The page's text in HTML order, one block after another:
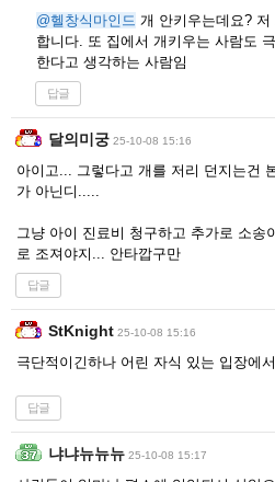
@헬창식마인드 개 안키우는데요?
합니다. 또 집에서 개키우는 사람도
한다고 생각하는 사람임
답글
달의미궁 25-10-08 15:16
아이고... 그렇다고 개를 저리 던지는건
가 아닌디.....
그냥 아이 진료비 청구하고 추가로 소송
로 조져야지... 안타깝구만
답글
StKnight 25-10-08 15:16
극단적이긴하나 어린 자식 있는 입장에
답글
냐냐뉴뉴뉴 25-10-08 15:17